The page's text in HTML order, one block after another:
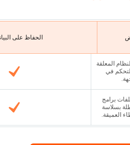
الحفاظ على
المعلقة
في
برامج
بسلاسة
العميقة.